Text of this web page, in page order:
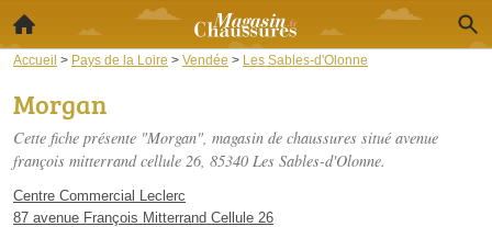
Accueil > Pays de la Loire > Vendée > Les Sables-d'Olonne
Morgan
Cette fiche présente "Morgan", magasin de chaussures situé avenue
françois mitterrand cellule 26, 85340 Les Sables-d'Olonne.
Centre Commercial Leclerc
87 avenue François Mitterrand Cellule 26